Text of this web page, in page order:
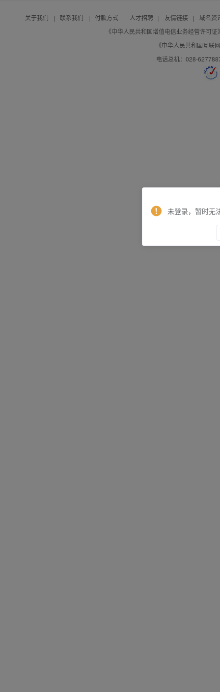
关于我们 | 联系我们 | 付款方式 | 人才招聘 | 友情链接 |
域名资
《中华人民共和国增值电信业务经营许可
《中华人民共和国互联
电话总机：028-
未登录，暂时无